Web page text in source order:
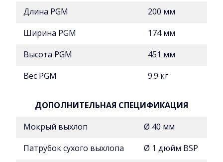
Длина PGM
200 мм
Ширина PGM
174 мм
Высота PGM
451 мм
Вес PGM
9.9 кг
ДОПОЛНИТЕЛЬНАЯ СПЕЦИФИКАЦИЯ
Мокрый выхлоп
Ø 40 мм
Патрубок сухого выхлопа
Ø 1 дюйм BSP